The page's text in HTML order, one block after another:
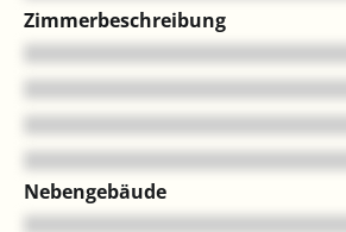
Zimmerbeschreibung
Nebengebäude